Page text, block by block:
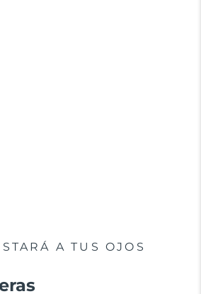
A TUS OJOS